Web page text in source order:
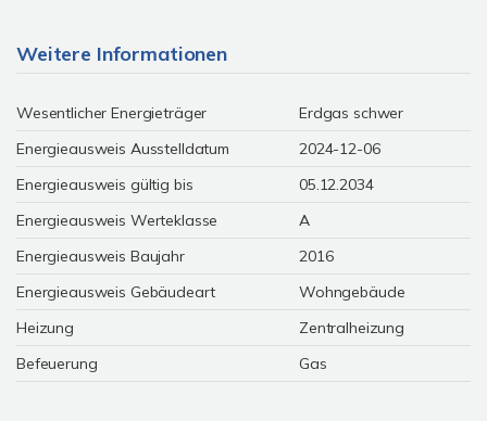
Weitere Informationen
Wesentlicher Energieträger
Erdgas schwer
Energieausweis Ausstelldatum
2024-12-06
Energieausweis gültig bis
05.12.2034
Energieausweis Werteklasse
A
Energieausweis Baujahr
2016
Energieausweis Gebäudeart
Wohngebäude
Heizung
Zentralheizung
Befeuerung
Gas